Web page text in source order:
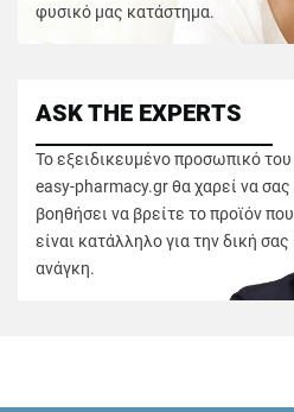
φυσικό μας κατάστημα.
ASK THE EXPERTS
Το εξειδικευμένο προσωπικό του
easy-pharmacy.gr θα χαρεί να σας
βοηθήσει να βρείτε το προϊόν που
είναι κατάλληλο για την δική σας
ανάγκη.